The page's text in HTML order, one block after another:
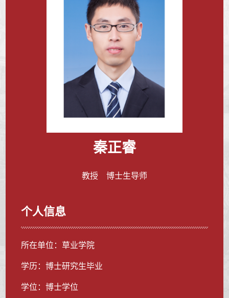
秦正睿
教授 博士生导师
个人信息
所在单位：草业学院
学历：博士研究生毕业
学位：博士学位